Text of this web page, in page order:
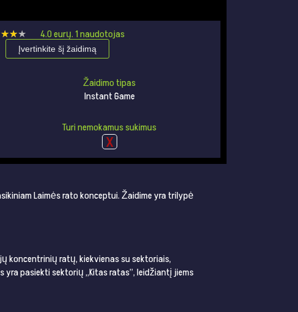
4.0eurų.1naudotojas
Įvertinkite šį žaidimą
Žaidimo tipas
Instant Game
Turi nemokamus sukimus
Laimės rato konceptui. Žaidime yra trilypė
koncentrinių ratų, kiekvienas su sektoriais,
pasiekti sektorių „Kitas ratas”, leidžiantį jiems